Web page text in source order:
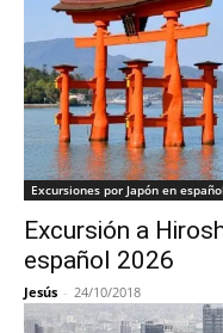
Excursiones por Japón en
Excursión a
español 2026
Jesús - 24/10/2018